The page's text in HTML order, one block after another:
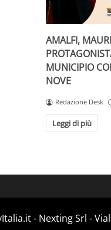
AMALFI,
MUNICIPIO
NOVE
Redazione Desk
Leggi di più
- Nexting Srl -